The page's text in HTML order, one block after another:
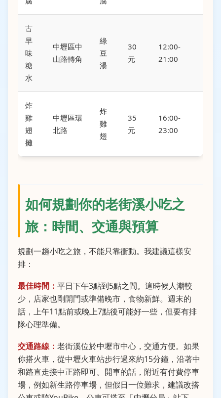
古
早
味
糖
水
中壢區中
山路轉角
綠
豆
湯
30
元
12:00-
21:00
炸
雞
翅
攤
中壢區環
北路
炸
雞
翅
35
元
16:00-
23:00
如何規劃你的老街溪小吃之
旅：時間、交通與預算
規劃一趟小吃之旅，不能只靠衝動。我建議這樣安
排：
最佳時間： 平日下午3點到5點之間。這時候人潮較
少，店家也剛開門或準備晚市，食物新鮮。週末的
話，上午11點前或晚上7點後可能好一些，但要有排
隊心理準備。
交通路線： 老街溪位於中壢市中心，交通方便。如果
你搭火車，從中壢火車站步行過來約15分鐘，沿著中
和路直走接中正路即可。開車的話，附近有付費停車
場，例如新生路停車場，但假日一位難求，建議改搭